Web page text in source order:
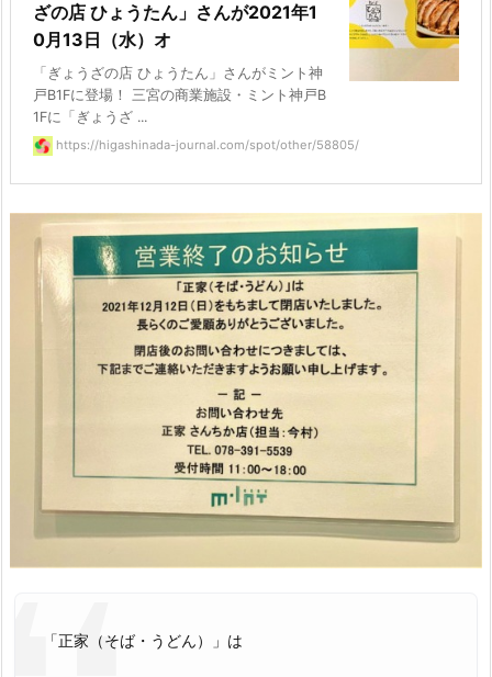
ざの店 ひょうたん」さんが2021年1
0月13日（水）オ
「ぎょうざの店 ひょうたん」さんがミント神
戸B1Fに登場！ 三宮の商業施設・ミント神戸B
1Fに「ぎょうざ ...
https://higashinada-journal.com/spot/other/58805/
「正家（そば・うどん）」は